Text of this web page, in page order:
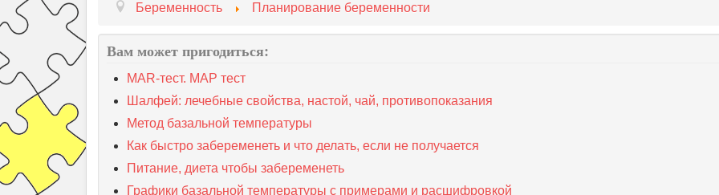
Беременность Планирование беременности
Вам может пригодиться:
MAR-тест. МАР тест
Шалфей: лечебные свойства, настой, чай, противопоказания
Метод базальной температуры
Как быстро забеременеть и что делать, если не получается
Питание, диета чтобы забеременеть
Графики базальной температуры с примерами и расшифровкой